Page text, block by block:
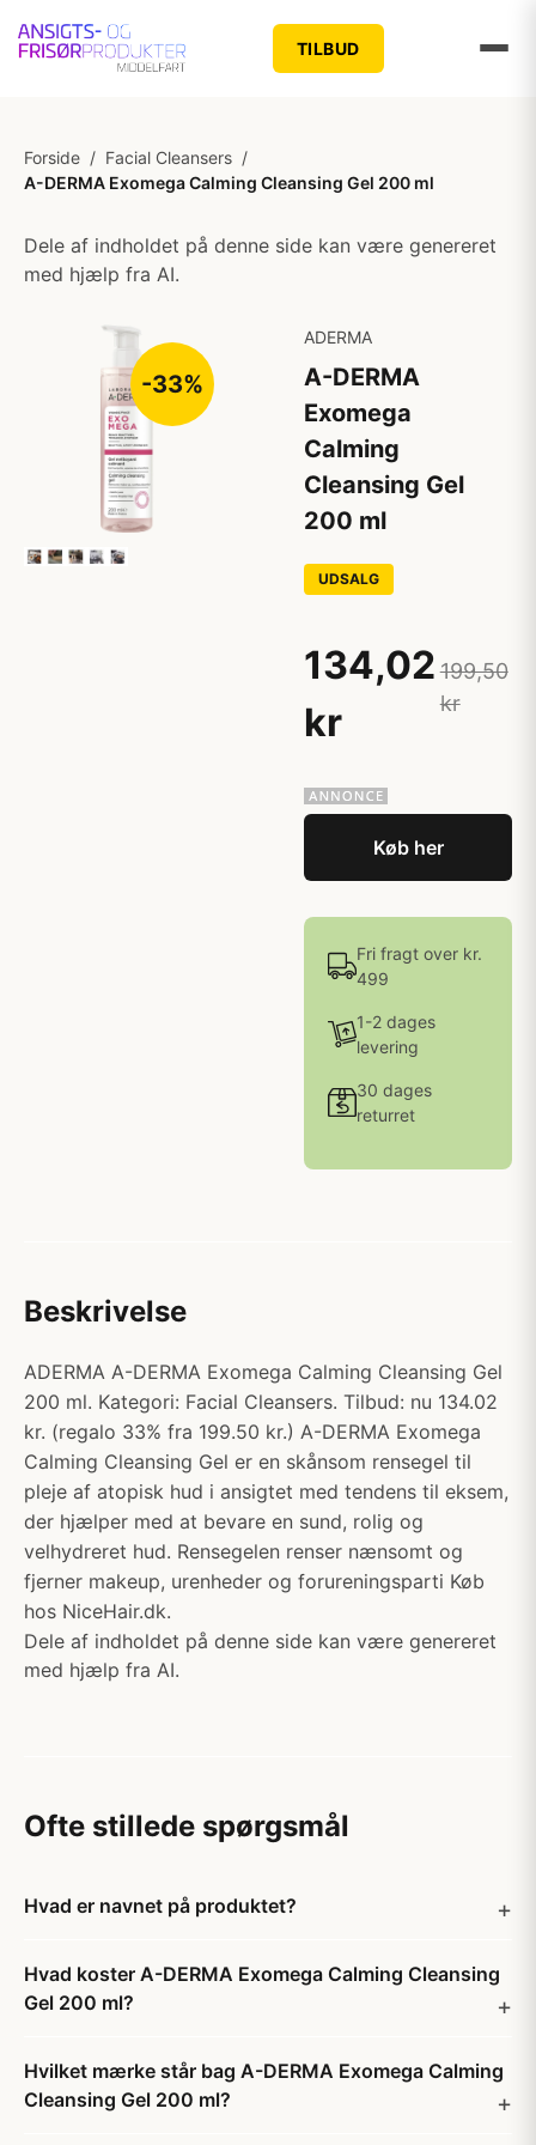
TILBUD
Forside / Facial Cleansers /
A-DERMA Exomega Calming Cleansing Gel 200 ml
Dele af indholdet på denne side kan være genereret
med hjælp fra AI.
-33%
ADERMA
A-DERMA
Exomega
Calming
Cleansing Gel
200 ml
UDSALG
134,02
kr
199,50
kr
Køb her
Fri fragt over kr.
499
1-2 dages
levering
30 dages
returret
Beskrivelse
ADERMA A-DERMA Exomega Calming Cleansing Gel
200 ml. Kategori: Facial Cleansers. Tilbud: nu 134.02
kr. (regalo 33% fra 199.50 kr.) A-DERMA Exomega
Calming Cleansing Gel er en skånsom rensegel til
pleje af atopisk hud i ansigtet med tendens til eksem,
der hjælper med at bevare en sund, rolig og
velhydreret hud. Rensegelen renser nænsomt og
fjerner makeup, urenheder og forureningsparti Køb
hos NiceHair.dk.
Dele af indholdet på denne side kan være genereret
med hjælp fra AI.
Ofte stillede spørgsmål
Hvad er navnet på produktet?
Hvad koster A-DERMA Exomega Calming Cleansing
Gel 200 ml?
Hvilket mærke står bag A-DERMA Exomega Calming
Cleansing Gel 200 ml?